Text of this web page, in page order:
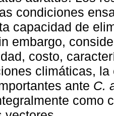
condiciones
capacidad de
embargo,
costo,
climáticas, la
ante C.
como